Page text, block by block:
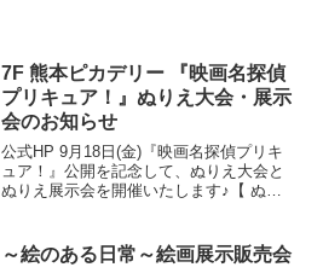
7F 熊本ピカデリー 『映画名探偵
プリキュア！』ぬりえ大会・展示
会のお知らせ
公式HP 9月18日(金)『映画名探偵プリキ
ュア！』公開を記念して、ぬりえ大会と
ぬりえ展示会を開催いたします♪【 ぬり
19:00まで＜ 場 所 ＞7F ...
～絵のある日常～絵画展示販売会